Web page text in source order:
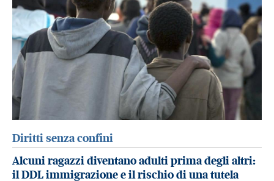
Diritti senza confini
Alcuni ragazzi diventano adulti prima degli altri:
il DDL immigrazione e il rischio di una tutela